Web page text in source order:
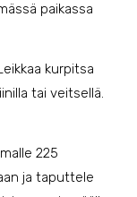
paikassa
kurpitsa
tai veitsellä.
225
ja taputtele